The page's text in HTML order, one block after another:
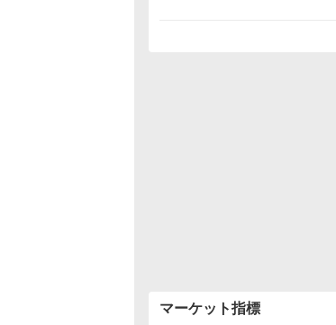
マーケット指標